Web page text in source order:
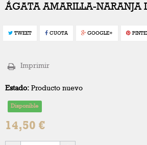
ÁGATA AMARILLA-NARANJA
TWEET CUOTA GOOGLE+
Imprimir
Estado: Producto nuevo
Disponible
14,50 €